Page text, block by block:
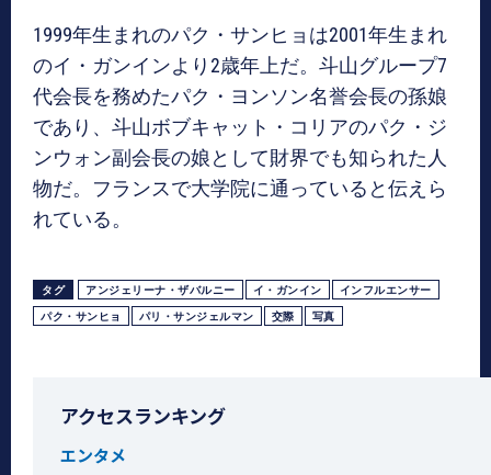
1999年生まれのパク・サンヒョは2001年生まれ
のイ・ガンインより2歳年上だ。斗山グループ7
代会長を務めたパク・ヨンソン名誉会長の孫娘
であり、斗山ボブキャット・コリアのパク・ジ
ンウォン副会長の娘として財界でも知られた人
物だ。フランスで大学院に通っていると伝えら
れている。
タグ アンジェリーナ・ザバルニー イ・ガンイン インフルエンサー
パク・サンヒョ パリ・サンジェルマン 交際 写真
アクセスランキング
エンタメ